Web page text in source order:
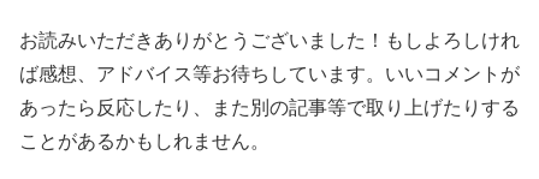
お読みいただきありがとうございました！もしよろしけれ
ば感想、アドバイス等お待ちしています。いいコメントが
あったら反応したり、また別の記事等で取り上げたりする
ことがあるかもしれません。